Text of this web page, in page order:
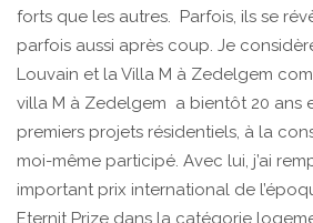
forts que les autres. Parfois, ils se
parfois aussi après coup. Je
Louvain et la Villa M à Zedelgem
villa M à Zedelgem a bientôt 20 ans
premiers projets résidentiels, à la
moi-même participé. Avec lui, j’ai
important prix international de
Eternit Prize dans la catégorie